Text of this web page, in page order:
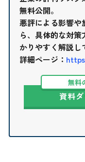
無料公開。
悪評による影響や
ら、具体的な対
かりやすく解説し
詳細ページ：
無料
資料